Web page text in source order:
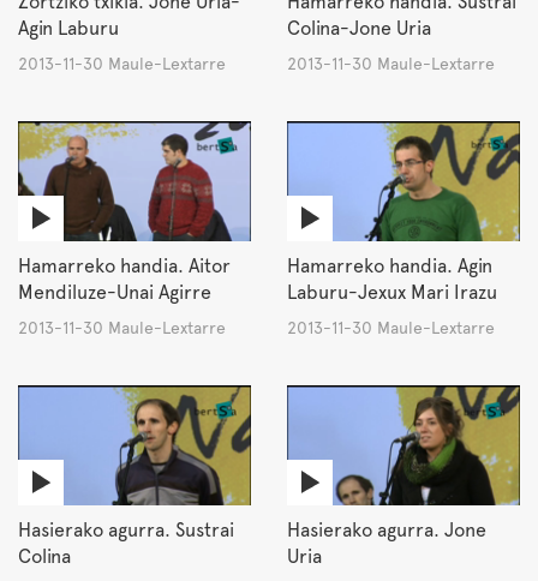
Agin Laburu
2013-11-30 Maule-Lextarre
Colina-Jone Uria
2013-11-30 Maule-Lextarre
Hamarreko handia. Aitor
Mendiluze-Unai Agirre
2013-11-30 Maule-Lextarre
Hamarreko handia. Agin
Laburu-Jexux Mari Irazu
2013-11-30 Maule-Lextarre
Hasierako agurra. Sustrai
Colina
Hasierako agurra. Jone
Uria